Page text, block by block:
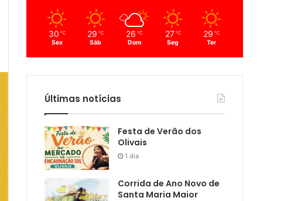
30 ℃
Sex
29 ℃
Sáb
26 ℃
Dom
27 ℃
Seg
29 ℃
Ter
Últimas notícias
Festa de Verão dos
Olivais
1 dia
Corrida de Ano Novo de
Santa Maria Maior